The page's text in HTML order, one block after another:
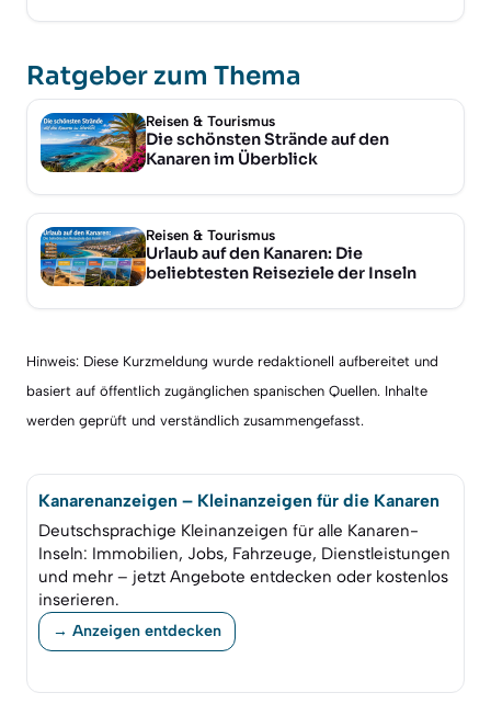
Ratgeber zum Thema
Reisen & Tourismus
Die schönsten Strände auf den
Kanaren im Überblick
Reisen & Tourismus
Urlaub auf den Kanaren: Die
beliebtesten Reiseziele der Inseln
Hinweis: Diese Kurzmeldung wurde redaktionell aufbereitet und
basiert auf öffentlich zugänglichen spanischen Quellen. Inhalte
werden geprüft und verständlich zusammengefasst.
Kanarenanzeigen – Kleinanzeigen für die Kanaren
Deutschsprachige Kleinanzeigen für alle Kanaren-
Inseln: Immobilien, Jobs, Fahrzeuge, Dienstleistungen
und mehr – jetzt Angebote entdecken oder kostenlos
inserieren.
→ Anzeigen entdecken